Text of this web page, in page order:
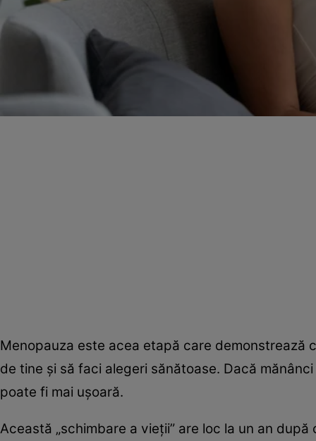
Menopauza este acea etapă care demonstrează
de tine și să faci alegeri sănătoase. Dacă
poate fi mai ușoară.
Această „schimbare a vieții” are loc la un an